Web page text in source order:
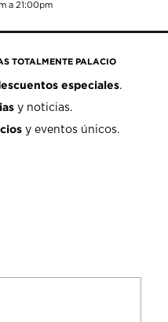
a 21:00pm
TOTALMENTE PALACIO
especiales.
y noticias.
y eventos únicos.